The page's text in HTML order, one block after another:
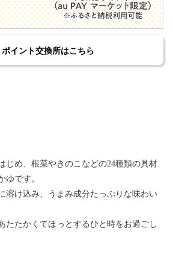
ポイント交換所はこちら
じめ、根菜やきのこなどの24種類の具材
ゆです。
溶け込み、うまみ成分たっぷりな味わい
たたかくてほっとするひと時をお過ごし